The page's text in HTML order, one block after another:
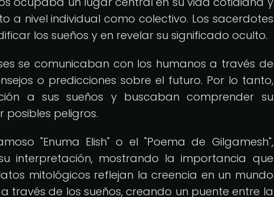
a nivel individual como colectivo. Los sacerdotes
los sueños y en revelar su significado oculto.
se comunicaban con los humanos a través de
o predicciones sobre el futuro. Por lo tanto,
a sus sueños y buscaban comprender su
posibles peligros.
"Enuma Elish" o el "Poema de Gilgamesh",
interpretación, mostrando la importancia que
mitológicos reflejan la creencia en un mundo
través de los sueños, creando un puente entre la